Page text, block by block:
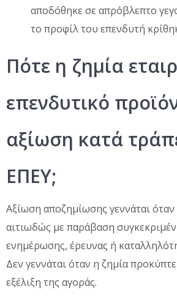
αποδόθηκε σε απρόβλεπτο
το προφίλ του επενδυτή
Πότε η ζημία
επενδυτικό
αξίωση κατά
ΕΠΕΥ;
Αξίωση αποζημίωσης γεννάται όταν
αιτιωδώς με παράβαση
ενημέρωσης, έρευνας ή
Δεν γεννάται όταν η ζημία
εξέλιξη της αγοράς.